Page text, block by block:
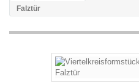
Falztür